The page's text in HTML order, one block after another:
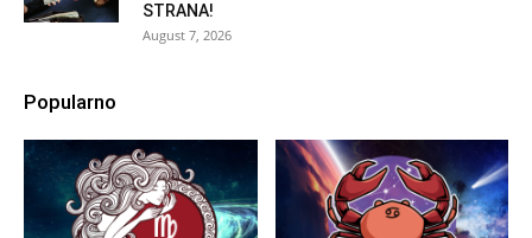
STRANA!
August 7, 2026
Popularno